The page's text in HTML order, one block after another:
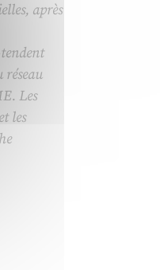
après
tendent
réseau
Les
les